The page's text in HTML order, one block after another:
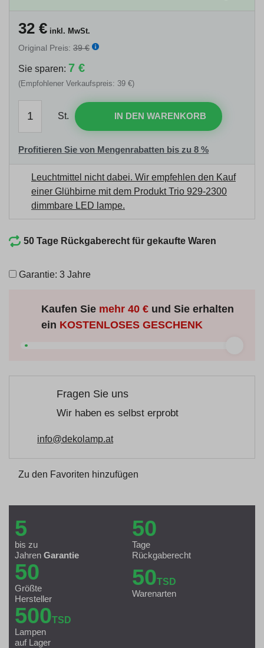
32 € inkl. MwSt.
Original Preis: 39 €
Sie sparen: 7 €
(Empfohlener Verkaufspreis: 39 €)
St. IN DEN WARENKORB
Profitieren Sie von Mengenrabatten bis zu 8 %
Leuchtmittel nicht dabei. Wir empfehlen den Kauf
einer Glühbirne mit dem ProduktTrio 929-2300
dimmbare LED lampe.
50 Tage Rückgaberecht für gekaufte Waren
Garantie: 3 Jahre
Kaufen Sie mehr40 €und Sie erhalten
ein KOSTENLOSES GESCHENK
Fragen Sie uns
Wir haben es selbst erprobt
info@dekolamp.at
Zu den Favoriten hinzufügen
5
bis zu
Jahren Garantie
50
Tage
Rückgaberecht
50
Größte
Hersteller
50TSD
Warenarten
500TSD
Lampen
auf Lager